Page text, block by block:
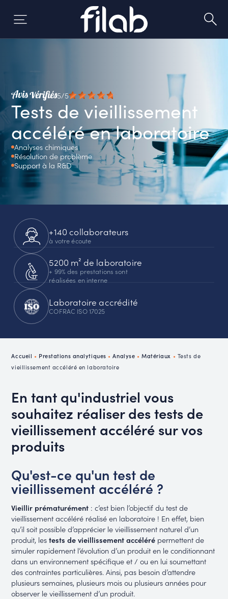
5/5
Tests de vieillissement
accéléré en laboratoire
Analyses chimiques
Résolution de problème
Support à la R&D
+140 collaborateurs
à votre écoute
5200 m² de laboratoire
+ 99% des prestations sont
réalisées en interne
Laboratoire accrédité
COFRAC ISO 17025
Accueil • Prestations analytiques •Analyse • Matériaux • Tests de
vieillissement accéléré en laboratoire
En tant qu'industriel vous
souhaitez réaliser des tests de
vieillissement accéléré sur vos
produits
Qu'est-ce qu'un test de
vieillissement accéléré ?
Vieillir prématurément : c’est bien l’objectif du test de
vieillissement accéléré réalisé en laboratoire ! En effet, bien
qu’il soit possible d’apprécier le vieillissement naturel d’un
produit, lestests de vieillissement accéléré permettent de
simuler rapidement l’évolution d’un produit en le conditionnant
dans un environnement spécifique et / ou en lui soumettant
des contraintes particulières. Ainsi, pas besoin d’attendre
plusieurs semaines, plusieurs mois ou plusieurs années pour
observer le vieillissement d’un produit.